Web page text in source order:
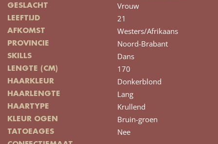
GESLACHT Vrouw
LEEFTIJD 21
AFKOMST Westers/Afrikaans
PROVINCIE Noord-Brabant
SKILLS Dans
LENGTE (CM) 170
HAARKLEUR Donkerblond
HAARLENGTE Lang
HAARTYPE Krullend
KLEUR OGEN Bruin-groen
TATOEAGES Nee